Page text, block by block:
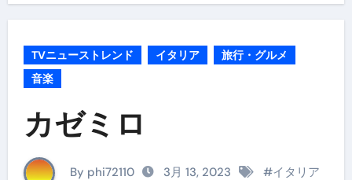
TVニューストレンド イタリア
旅行・グルメ
音楽
カゼミロ
By phi72110 3月 13, 2023 #イタリア